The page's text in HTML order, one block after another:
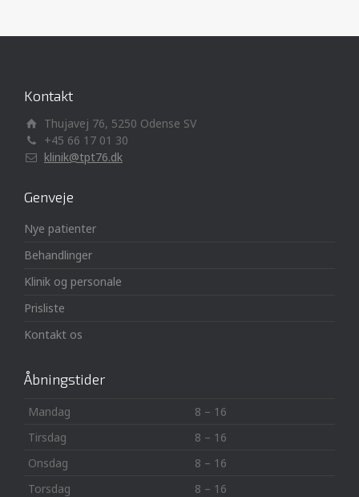
Kontakt
Thujavej 76, 5250 Odense SV
+45 66 17 01 30
klinik@tpt76.dk
Genveje
Nye patienter
Behandlinger
Klinik og personale
Prisliste
Kontakt os
Åbningstider
Mandag
8 – 16
Tirsdag
8 – 16
Onsdag
8 – 16
Torsdag
8 – 16